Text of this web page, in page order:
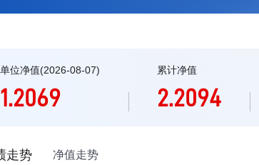
单位净值(2026-08-07)
1.2069
累计净值
2.2094
走势 净值走势